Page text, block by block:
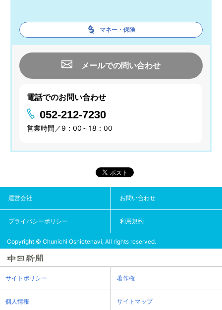
マネー・保険
メールでの問い合わせ
電話でのお問い合わせ
052-212-7230
営業時間／9：00～18：00
運営会社 お問い合わせ
プライバシーポリシー 利用規約
Copyright © Chunichi Oshietenavi, All rights reserved.
サイトポリシー 著作権
個人情報 サイトマップ